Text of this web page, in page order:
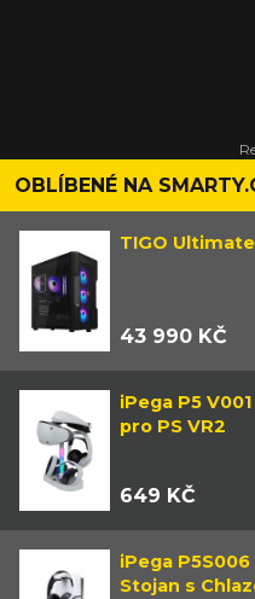
OBLÍBENÉ NA
TIGO
43 990 KČ
iPega P5
pro PS VR2
649 KČ
iPega
Stojan s